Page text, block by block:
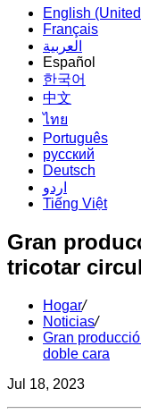
English
Français
العربية
Español
한국어
中文
ไทย
Português
русский
Deutsch
اردو
Tiếng Việt
Gran
tricotar
Hogar/
Noticias/
Gran
doble cara
Jul 18, 2023